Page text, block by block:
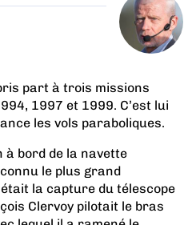
part à trois missions
1997 et 1999. C’est lui
les vols paraboliques.
à bord de la navette
le plus grand
la capture du télescope
Clervoy pilotait le bras